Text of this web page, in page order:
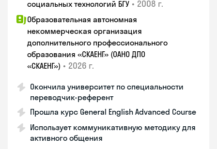
социальных технологий БГУ • 2008 г.
Образовательная автономная
некоммерческая организация
дополнительного профессионального
образования «СКАЕНГ» (ОАНО ДПО
«СКАЕНГ») • 2026 г.
Окончила университет по специальности
переводчик-референт
Прошла курс General English Advanced Course
Использует коммуникативную методику для
активного общения